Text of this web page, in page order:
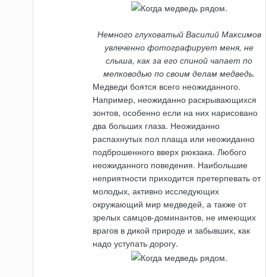
Немного глуховатый Василий Максимов
увлеченно фотографирует меня, не
слыша, как за его спиной чапает по
мелководью по своим делам медведь.
Медведи боятся всего неожиданного.
Например, неожиданно раскрывающихся
зонтов, особенно если на них нарисовано
два больших глаза. Неожиданно
распахнутых пол плаща или неожиданно
подброшенного вверх рюкзака. Любого
неожиданного поведения. Наибольшие
неприятности приходится претерпевать от
молодых, активно исследующих
окружающий мир медведей, а также от
зрелых самцов-доминантов, не имеющих
врагов в дикой природе и забывших, как
надо уступать дорогу.